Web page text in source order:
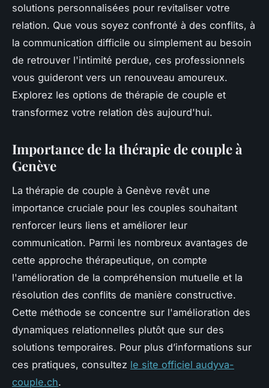
solutions personnalisées pour revitaliser votre
relation. Que vous soyez confronté à des conflits, à
la communication difficile ou simplement au besoin
de retrouver l'intimité perdue, ces professionnels
vous guideront vers un renouveau amoureux.
Explorez les options de thérapie de couple et
transformez votre relation dès aujourd'hui.
Importance de la thérapie de couple à
Genève
La thérapie de couple à Genève revêt une
importance cruciale pour les couples souhaitant
renforcer leurs liens et améliorer leur
communication. Parmi les nombreux avantages de
cette approche thérapeutique, on compte
l'amélioration de la compréhension mutuelle et la
résolution des conflits de manière constructive.
Cette méthode se concentre sur l'amélioration des
dynamiques relationnelles plutôt que sur des
solutions temporaires. Pour plus d’informations sur
ces pratiques, consultez le site officiel audyva-
couple.ch.